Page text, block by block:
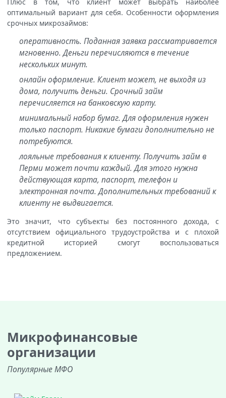
оптимальный вариант для себя. Особенности оформления
срочных микрозаймов:
оперативность. Поданная заявка рассматривается
мгновенно. Деньги перечисляются в течение
нескольких минут.
онлайн оформление. Клиент может, не выходя из
дома, получить деньги. Срочный займ
перечисляется на банковскую карту.
минимальный набор бумаг. Для оформления нужен
только паспорт. Никакие бумаги дополнительно не
потребуются.
лояльные требования к клиенту. Получить займ в
Перми может почти каждый. Для этого нужна
действующая карта, паспорт, телефон и
электронная почта. Дополнительных требований к
клиенту не выдвигается.
Это значит, что субъекты без постоянного дохода, с
отсутствием официального трудоустройства и с плохой
кредитной историей смогут воспользоваться
предложением.
Микрофинансовые
организации
Популярные МФО